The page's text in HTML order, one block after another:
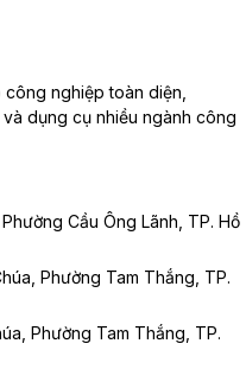
nghiệp toàn diện,
dụng cụ nhiều ngành công
Cầu Ông Lãnh, TP. Hồ
Phường Tam Thắng, TP.
Phường Tam Thắng, TP.